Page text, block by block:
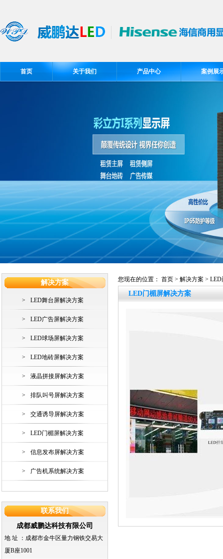
首页 关于我们 产品中心 案例展
解决方案
> LED舞台屏解决方案
> LED广告屏解决方案
> LED球场屏解决方案
> LED地砖屏解决方案
> 液晶拼接屏解决方案
> 排队叫号屏解决方案
> 交通诱导屏解决方案
> LED门楣屏解决方案
> 信息发布屏解决方案
> 广告机系统解决方案
联系我们
成都威鹏达科技有限公司
地 址 ： 成都市金牛区量力钢铁交易大
厦B座1001
您现在的位置： 首页 > 解决方案 >
LED门楣屏解决方案